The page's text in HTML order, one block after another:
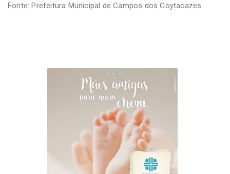
Fonte: Prefeitura Municipal de Campos dos Goytacazes